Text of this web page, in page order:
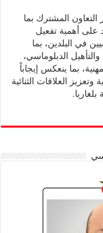
المشترك بما
على أهمية تفعيل
في البلدين، بما
الدبلوماسي،
بما ينعكس إيجاباً
العلاقات الثنائية